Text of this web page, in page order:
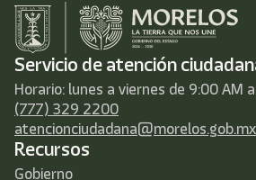
Servicio de atención
Horario: lunes a viernes de 9:00 AM
(777) 329 2200
atencionciudadana@morelos.gob.mx
Recursos
Gobierno